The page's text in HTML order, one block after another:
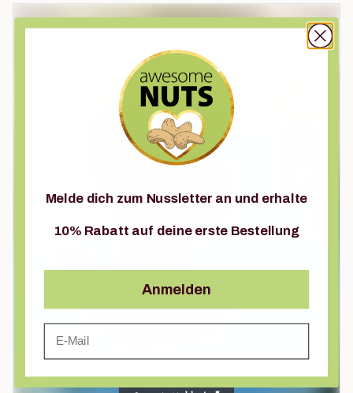
Melde dich zum Nussletter an und erhalte
10% Rabatt auf deine erste Bestellung
Anmelden
Email